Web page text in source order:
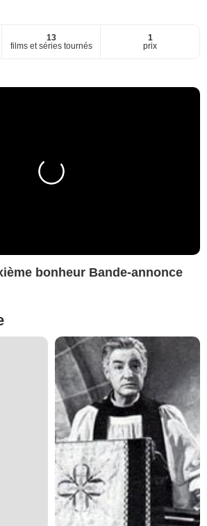
13
films et séries tournés
1
prix
bonheur Bande-annonce